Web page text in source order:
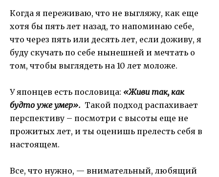
Когда я переживаю, что не выгляжу, как еще
хотя бы пять лет назад, то напоминаю себе,
что через пять или десять лет, если доживу, я
буду скучать по себе нынешней и мечтать о
том, чтобы выглядеть на 10 лет моложе.
У японцев есть пословица: «Живи так, как
будто уже умер». Такой подход распахивает
перспективу – посмотри с высоты еще не
прожитых лет, и ты оценишь прелесть себя в
настоящем.
Все, что нужно, — внимательный, любящий